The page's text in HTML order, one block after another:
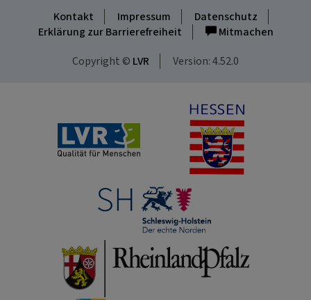
Kontakt Impressum
Datenschutz
Erklärung zur Barrierefreiheit
Mitmachen
Copyright © LVR Version: 4.52.0